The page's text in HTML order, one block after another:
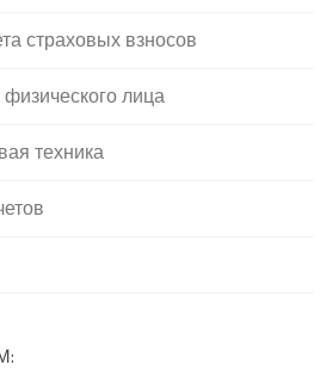
страховых взносов
лица
техника